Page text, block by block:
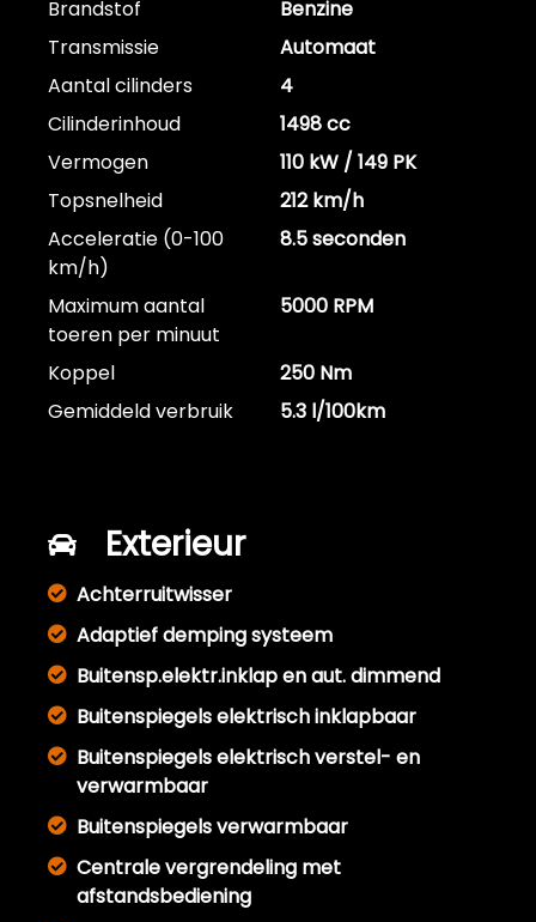
Brandstof
Benzine
Transmissie
Automaat
Aantal cilinders
4
Cilinderinhoud
1498 cc
Vermogen
110 kW / 149 PK
Topsnelheid
212 km/h
Acceleratie (0-100
km/h)
8.5 seconden
Maximum aantal
toeren per minuut
5000 RPM
Koppel
250 Nm
Gemiddeld verbruik
5.3 l/100km
Exterieur
Achterruitwisser
Adaptief demping systeem
Buitensp.elektr.inklap en aut. dimmend
Buitenspiegels elektrisch inklapbaar
Buitenspiegels elektrisch verstel- en
verwarmbaar
Buitenspiegels verwarmbaar
Centrale vergrendeling met
afstandsbediening